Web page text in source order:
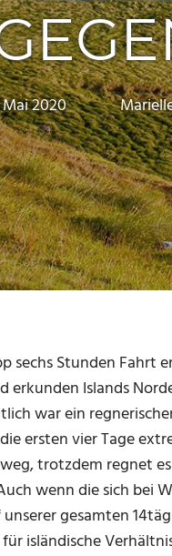
Mai 2020
sechs Stunden Fahrt
Islands
war ein
ersten vier Tage
trotzdem regnet
wenn die sich bei
gesamten
isländische